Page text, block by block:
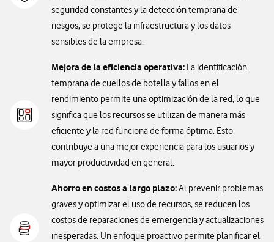
seguridad constantes y la detección temprana de
riesgos, se protege la infraestructura y los datos
sensibles de la empresa.
Mejora de la eficiencia operativa: La identificación
temprana de cuellos de botella y fallos en el
rendimiento permite una optimización de la red, lo que
significa que los recursos se utilizan de manera más
eficiente y la red funciona de forma óptima. Esto
contribuye a una mejor experiencia para los usuarios y
mayor productividad en general.
Ahorro en costos a largo plazo:Al prevenir problemas
graves y optimizar el uso de recursos, se reducen los
costos de reparaciones de emergencia y actualizaciones
inesperadas. Un enfoque proactivo permite planificar el